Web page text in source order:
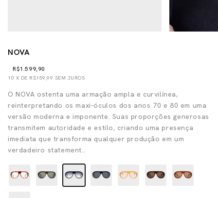
NOVA
R$1.599,90
10 X DE R$159,99 SEM JUROS
O NOVA ostenta uma armação ampla e curvilínea,
reinterpretando os maxi-óculos dos anos 70 e 80 em uma
versão moderna e imponente. Suas proporções generosas
transmitem autoridade e estilo, criando uma presença
imediata que transforma qualquer produção em um
verdadeiro statement..